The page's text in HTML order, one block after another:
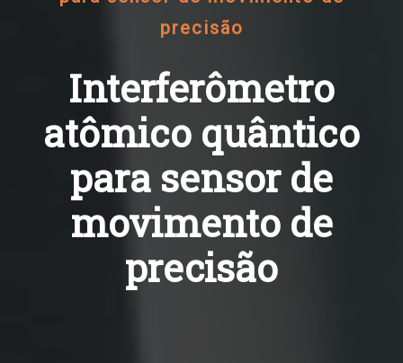
precisão
Interferômetro
atômico quântico
para sensor de
movimento de
precisão